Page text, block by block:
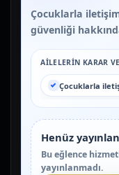
Çocuklarla
güvenliği
AILELERIN KARAR
Çocuklarla
Henüz
Bu eğlence
yayınlanmadı.